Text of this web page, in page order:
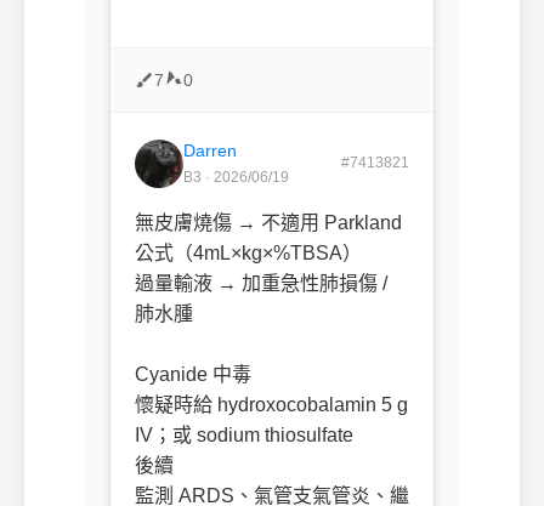
7 0
Darren
B3 · 2026/06/19
#7413821
無皮膚燒傷 → 不適用 Parkland
公式（4mL×kg×%TBSA）
過量輸液 → 加重急性肺損傷 /
肺水腫
Cyanide 中毒
懷疑時給 hydroxocobalamin 5 g
IV；或 sodium thiosulfate
後續
監測 ARDS、氣管支氣管炎、繼